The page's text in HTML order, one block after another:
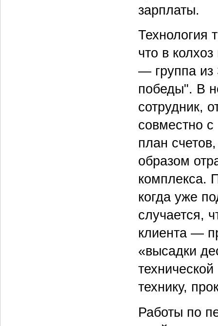
зарплаты.
Технология
что в
— группа из
победы". В
сотрудник,
совместно с
план
образом
комплекса.
когда уже
случается,
клиента —
«высадки
технику,
Работы по